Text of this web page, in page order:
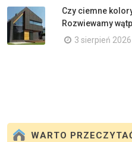
Czy ciemne
Rozwiewamy
3 sierpień 2026
WARTO